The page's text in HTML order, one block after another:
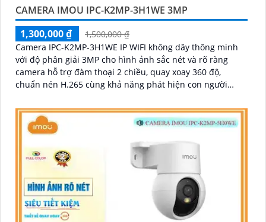
CAMERA IMOU IPC-K2MP-3H1WE 3MP
1,300,000 ₫
1,500,000 ₫
Camera IPC-K2MP-3H1WE IP WIFI không dây thông minh
với độ phân giải 3MP cho hình ảnh sắc nét và rõ ràng
camera hỗ trợ đàm thoại 2 chiều, quay xoay 360 độ,
chuẩn nén H.265 cùng khả năng phát hiện con người